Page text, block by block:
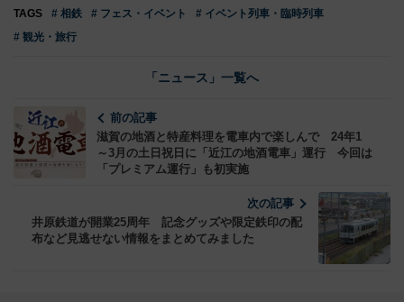
TAGS # 相鉄 # フェス・イベント
# イベント列車・臨時列車
# 観光・旅行
「ニュース」一覧へ
前の記事
滋賀の地酒と特産料理を電車内で楽しんで 24年1
～3月の土日祝日に「近江の地酒電車」運行 今回は
「プレミアム運行」も初実施
次の記事
井原鉄道が開業25周年 記念グッズや限定鉄印の配
布など見逃せない情報をまとめてみました